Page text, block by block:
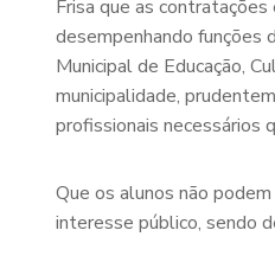
Frisa que as
desempenhando funções
Municipal de Educação,
municipalidade,
profissionais necessários
Que os alunos não
interesse público, sendo